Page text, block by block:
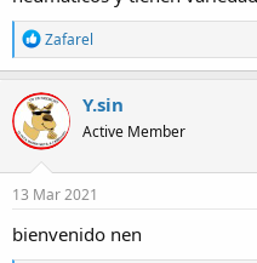
R
e
a
c
t
i
o
n
s
Zafarel
Y.sin
Active Member
13 Mar 2021
bienvenido nen